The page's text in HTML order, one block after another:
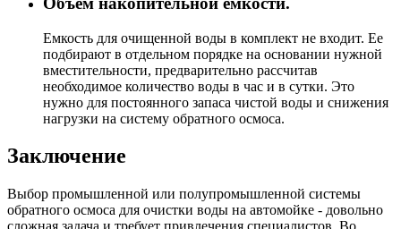
Емкость для очищенной воды в комплект не входит. Ее
подбирают в отдельном порядке на основании нужной
вместительности, предварительно рассчитав
необходимое количество воды в час и в сутки. Это
нужно для постоянного запаса чистой воды и снижения
нагрузки на систему обратного осмоса.
Заключение
Выбор промышленной или полупромышленной системы
обратного осмоса для очистки воды на автомойке - довольно